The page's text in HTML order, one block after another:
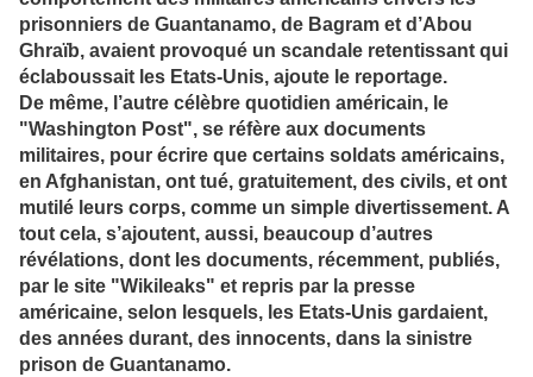
prisonniers de Guantanamo, de Bagram et d’Abou
Ghraïb, avaient provoqué un scandale retentissant qui
éclaboussait les Etats-Unis, ajoute le reportage.
De même, l’autre célèbre quotidien américain, le
"Washington Post", se réfère aux documents
militaires, pour écrire que certains soldats américains,
en Afghanistan, ont tué, gratuitement, des civils, et ont
mutilé leurs corps, comme un simple divertissement. A
tout cela, s’ajoutent, aussi, beaucoup d’autres
révélations, dont les documents, récemment, publiés,
par le site "Wikileaks" et repris par la presse
américaine, selon lesquels, les Etats-Unis gardaient,
des années durant, des innocents, dans la sinistre
prison de Guantanamo.